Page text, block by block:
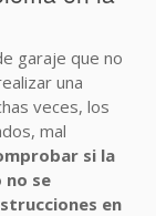
garaje que no
una
veces, los
mal
si la
no se
en